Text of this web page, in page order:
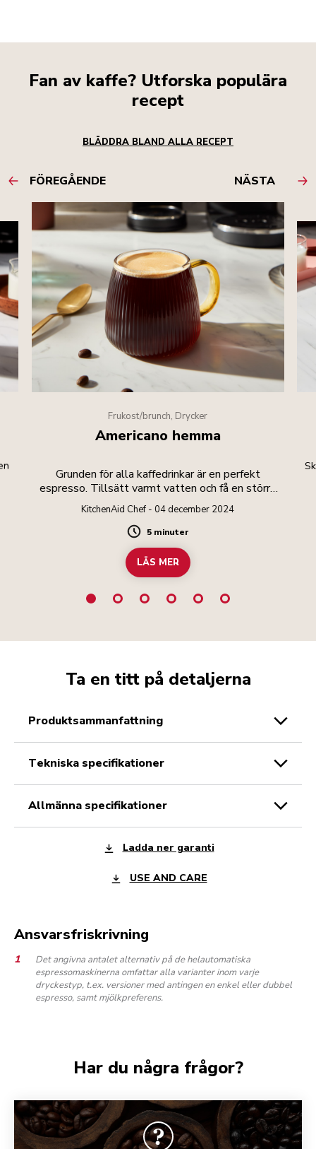
Fan av kaffe? Utforska populära
recept
BLÄDDRA BLAND ALLA RECEPT
FÖREGÅENDE NÄSTA
Frukost/brunch, Drycker
Americano hemma
Grunden för alla kaffedrinkar är en perfekt
espresso. Tillsätt varmt vatten och få en större
drink.
KitchenAid Chef - 04 december 2024
Duration
5 minuter
LÄS MER
Ta en titt på detaljerna
produktsammanfattning
tekniska specifikationer
allmänna specifikationer
Ladda ner garanti
USE AND CARE
Ansvarsfriskrivning
Det angivna antalet alternativ på de helautomatiska
espressomaskinerna omfattar alla varianter inom varje
dryckestyp, t.ex. versioner med antingen en enkel eller dubbel
espresso, samt mjölkpreferens.
Har du några frågor?